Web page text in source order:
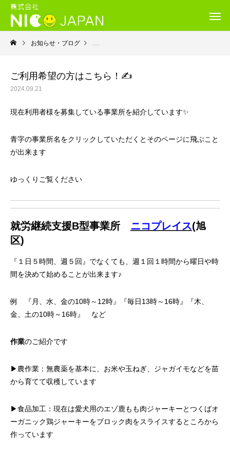
お知らせ・ブログ お知らせ
ご利用希望の方はこちら！✍
2024.09.21
現在利用者様を募集している事業所を紹介しています✨
青字の事業所名をクリックしていただくとそのページに飛ぶこと
が出来ます
ゆっくりご覧ください
就労継続支援B型事業所 ニコプレイス(旭
区)
『１日５時間、週５回』でなくても、週１回１時間から曜日や時
間を決めて始めることが出来ます♪
例 『月、水、金の10時～12時』『毎日13時～16時』『木、
金、土の10時～16時』 など
作業のご紹介です
▶農作業：無農薬を基本に、お米や玉ねぎ、ジャガイモなどを苗
から育てて収穫しています
▶食品加工：現在は愛犬用のエゾ鹿もも肉ジャーキーとつくばオ
ーガニック鶏ジャーキーをブロック肉をスライスするところから
作っています